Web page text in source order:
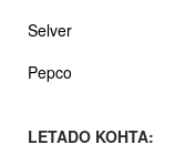
Selver
Pepco
LETADO KOHTA: